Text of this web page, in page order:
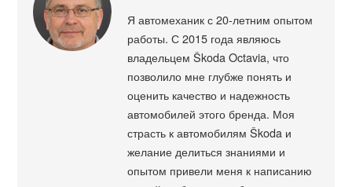
Я автомеханик с 20-летним опытом
работы. С 2015 года являюсь
владельцем Škoda Octavia, что
позволило мне глубже понять и
оценить качество и надежность
автомобилей этого бренда. Моя
страсть к автомобилям Škoda и
желание делиться знаниями и
опытом привели меня к написанию